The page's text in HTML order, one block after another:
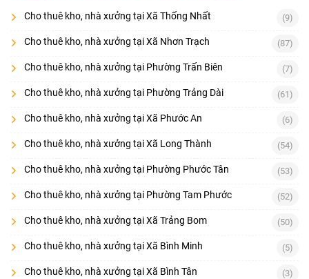
Cho thuê kho, nhà xưởng tại Xã Thống Nhất (9)
Cho thuê kho, nhà xưởng tại Xã Nhơn Trạch (87)
Cho thuê kho, nhà xưởng tại Phường Trấn Biên (7)
Cho thuê kho, nhà xưởng tại Phường Trảng Dài (61)
Cho thuê kho, nhà xưởng tại Xã Phước An (6)
Cho thuê kho, nhà xưởng tại Xã Long Thành (54)
Cho thuê kho, nhà xưởng tại Phường Phước Tân (53)
Cho thuê kho, nhà xưởng tại Phường Tam Phước (52)
Cho thuê kho, nhà xưởng tại Xã Trảng Bom (50)
Cho thuê kho, nhà xưởng tại Xã Bình Minh (5)
Cho thuê kho, nhà xưởng tại Xã Bình Tân (3)